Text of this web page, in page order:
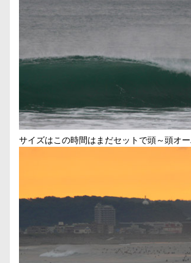
サイズはこの時間はまだセットで頭～頭オ